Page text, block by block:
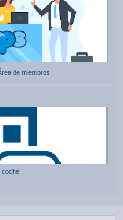
de miembros
coche